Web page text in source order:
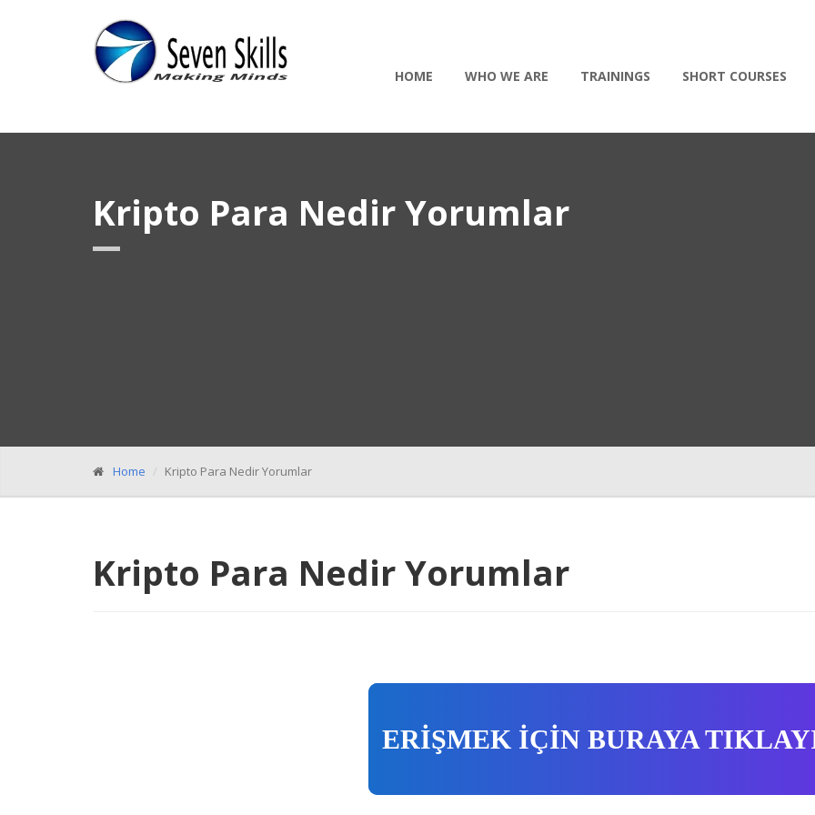
HOME WHO WE ARE TRAININGS SHORT COURSES
Kripto Para Nedir Yorumlar
Home Kripto Para Nedir Yorumlar
Kripto Para Nedir Yorumlar
ERİŞMEK İÇİN BURAYA